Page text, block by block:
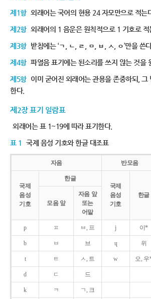
제1항 외래어는 국어의 현용 24 자모만으로 적는
제2항 외래어의 1 음운은 원칙적으로 1 기호로 적
제3항 받침에는 ‘ㄱ, ㄴ, ㄹ, ㅁ, ㅂ, ㅅ, ㅇ’만을 쓴
제4항 파열음 표기에는 된소리를 쓰지 않는 것을
제5항 이미 굳어진 외래어는 관용을 존중하되, 그
한다.
제2장 표기 일람표
외래어는 표 1~19에 따라 표기한다.
표 1 국제 음성 기호와 한글 대조표
자음 반모음
국제
음성
기호
한글
국제
음성
기호
한글
모음 앞
자음 앞
또는
어말
p ㅍ ㅂ, 프 j 이*
b ㅂ 브 ɥ 위
t ㅌ ㅅ, 트 w 오,
d ㄷ 드
k ㅋ ㄱ, 크